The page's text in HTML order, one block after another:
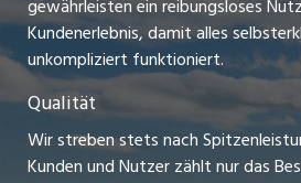
Arbeitgeber
Jobline
toxic.fm
telezüri.ch
chmedia.ch
gewährleisten ein reibungsloses
Kundenerlebnis, damit alles
unkompliziert funktioniert.
Qualität
Wir streben stets nach
Kunden und Nutzer zählt nur das